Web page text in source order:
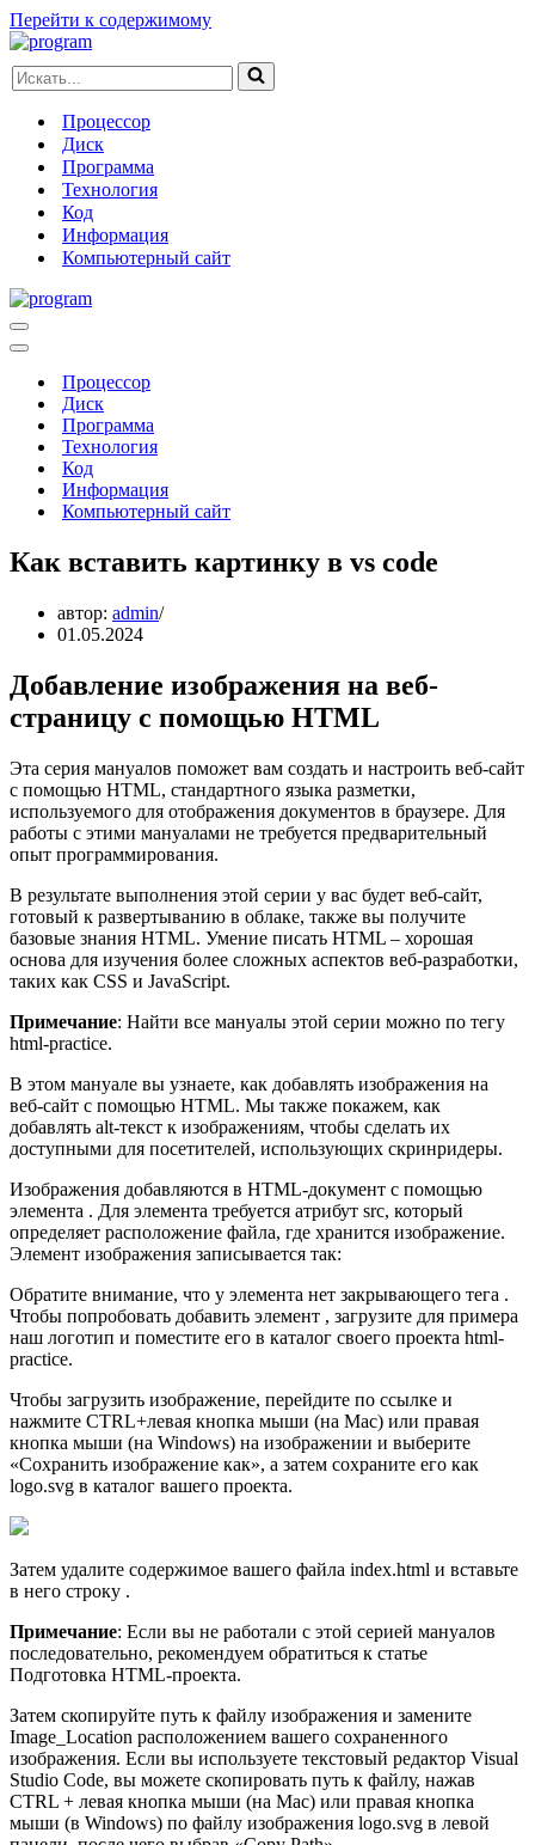
Перейти к содержимому
Искать...
Процессор
Диск
Программа
Технология
Код
Информация
Компьютерный сайт
Меню
навигации
Меню
навигацииПроцессор
Диск
Программа
Технология
Код
Информация
Компьютерный сайт
Как вставить картинку в vs code
автор: admin
01.05.2024
Добавление изображения на веб-
страницу с помощью HTML
Эта серия мануалов поможет вам создать и настроить веб-сайт
с помощью HTML, стандартного языка разметки,
используемого для отображения документов в браузере. Для
работы с этими мануалами не требуется предварительный
опыт программирования.
В результате выполнения этой серии у вас будет веб-сайт,
готовый к развертыванию в облаке, также вы получите
базовые знания HTML. Умение писать HTML – хорошая
основа для изучения более сложных аспектов веб-разработки,
таких как CSS и JavaScript.
Примечание: Найти все мануалы этой серии можно по тегу
html-practice.
В этом мануале вы узнаете, как добавлять изображения на
веб-сайт с помощью HTML. Мы также покажем, как
добавлять alt-текст к изображениям, чтобы сделать их
доступными для посетителей, использующих скринридеры.
Изображения добавляются в HTML-документ с помощью
элемента . Для элемента требуется атрибут src, который
определяет расположение файла, где хранится изображение.
Элемент изображения записывается так:
Обратите внимание, что у элемента нет закрывающего тега .
Чтобы попробовать добавить элемент , загрузите для примера
наш логотип и поместите его в каталог своего проекта html-
practice.
Чтобы загрузить изображение, перейдите по ссылке и
нажмите CTRL+левая кнопка мыши (на Mac) или правая
кнопка мыши (на Windows) на изображении и выберите
«Сохранить изображение как», а затем сохраните его как
logo.svg в каталог вашего проекта.
Затем удалите содержимое вашего файла index.html и вставьте
в него строку .
Примечание: Если вы не работали с этой серией мануалов
последовательно, рекомендуем обратиться к статье
Подготовка HTML-проекта.
Затем скопируйте путь к файлу изображения и замените
Image_Location расположением вашего сохраненного
изображения. Если вы используете текстовый редактор Visual
Studio Code, вы можете скопировать путь к файлу, нажав
CTRL + левая кнопка мыши (на Mac) или правая кнопка
мыши (в Windows) по файлу изображения logo.svg в левой